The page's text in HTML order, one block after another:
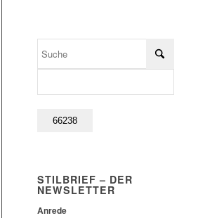
STILBRIEF – DER
NEWSLETTER
Anrede